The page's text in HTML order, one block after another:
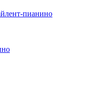
пианино